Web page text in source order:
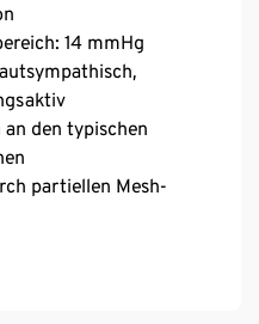
14 mmHg
den typischen
partiellen Mesh-
perfekter Sitz, hoher